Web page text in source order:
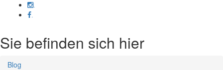
.
Sie befinden sich hier
Blog